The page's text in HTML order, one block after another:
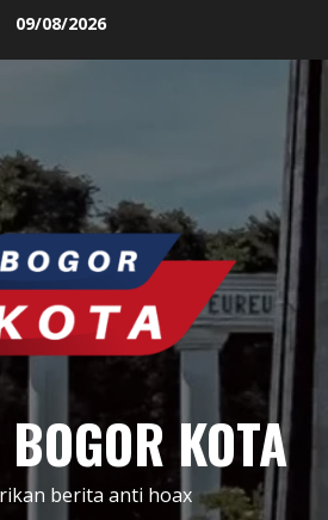
09/08/2026
KOTA
berita anti hoax